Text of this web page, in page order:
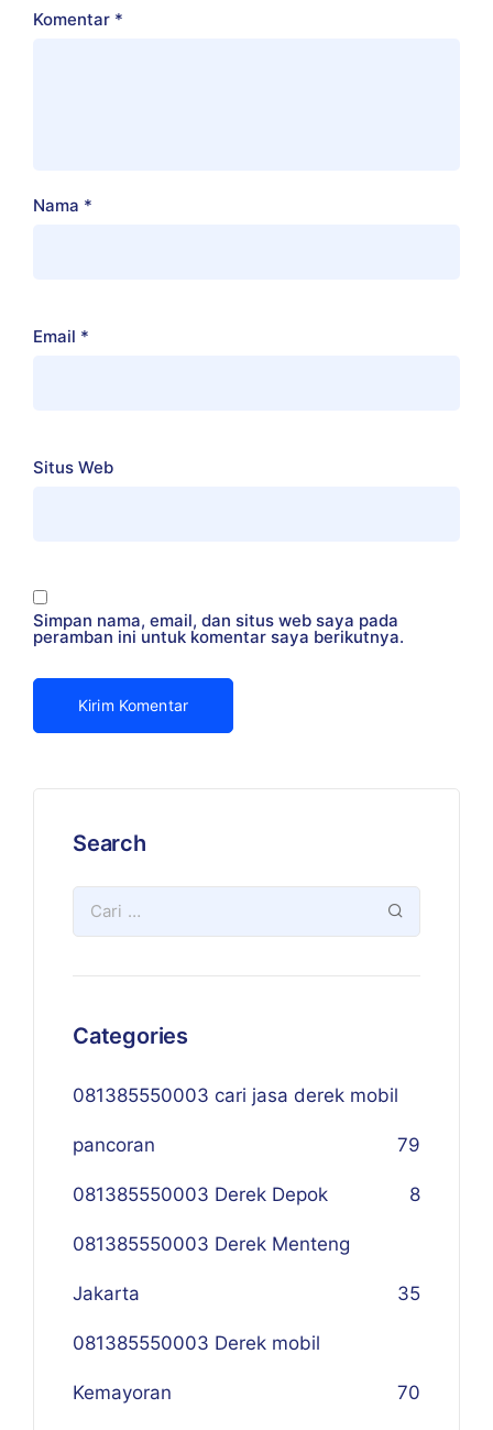
Komentar *
Nama *
Email *
Situs Web
Simpan nama, email, dan situs web saya pada
peramban ini untuk komentar saya berikutnya.
Search
Categories
081385550003 cari jasa derek mobil
pancoran 79
081385550003 Derek Depok 8
081385550003 Derek Menteng
Jakarta 35
081385550003 Derek mobil
Kemayoran 70